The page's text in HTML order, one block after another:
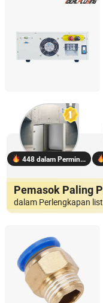
Guangzhou
Guangdong, China
448 dalam Permintaan
Pemasok Paling
dalam Perlengkapan
Nanjing Xiangkerui
Jiangsu, China